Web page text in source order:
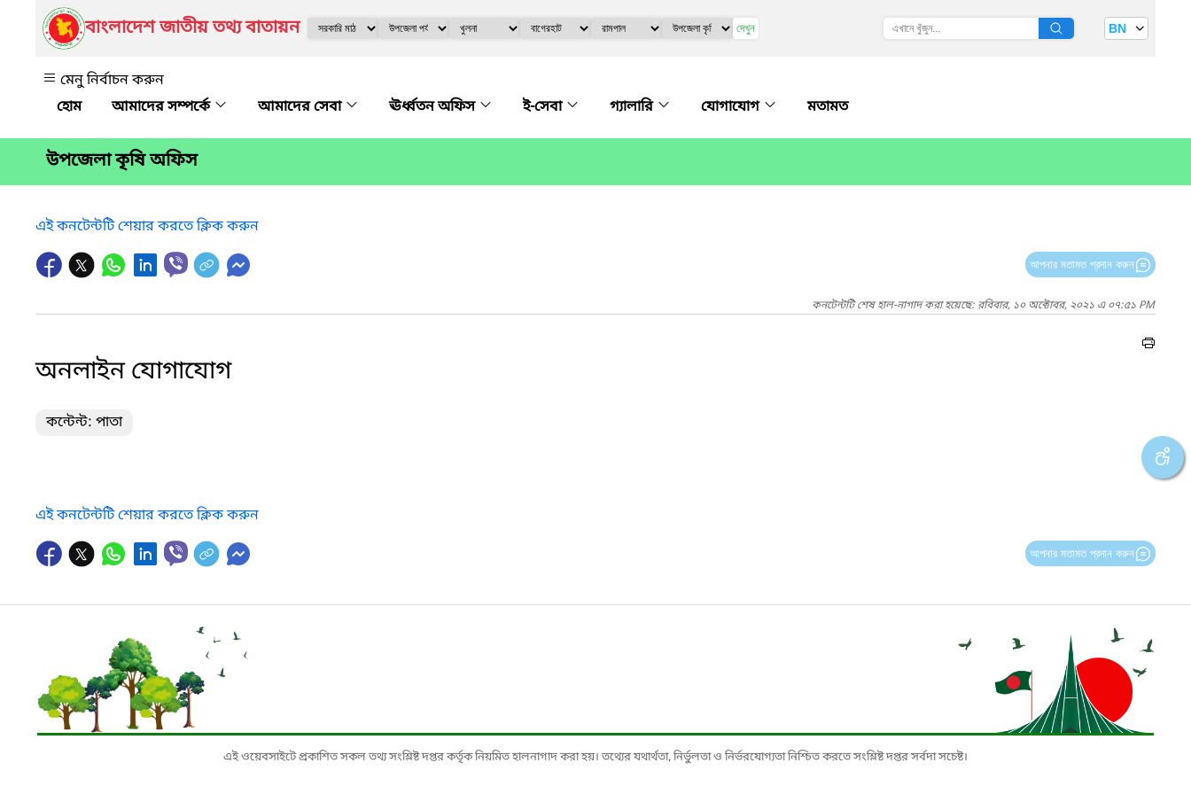
বাংলাদেশ জাতীয় তথ্য বাতায়ন দেখুন BN
মেনু নির্বাচন করুন
আমাদের সম্পর্কে
আমাদের সেবা ঊর্ধ্বতন অফিস ই-সেবা গ্যালারি যোগাযোগ মতামত
উপজেলা কৃষি অফিস
এই কনটেন্টটি শেয়ার করতে ক্লিক করুন
আপনার মতামত প্রদান করুন
কনটেন্টটি শেষ হাল-নাগাদ করা হয়েছে: রবিবার, ১০ অক্টোবর, ২০২১ এ ০৭:৫১ PM
অনলাইন যোগাযোগ
কন্টেন্ট: পাতা
এই কনটেন্টটি শেয়ার করতে ক্লিক করুন
আপনার মতামত প্রদান করুন
এই ওয়েবসাইটে প্রকাশিত সকল তথ্য সংশ্লিষ্ট দপ্তর কর্তৃক নিয়মিত হালনাগাদ করা হয়। তথ্যের যথার্থতা, নির্ভুলতা ও নির্ভরযোগ্যতা নিশ্চিত করতে সংশ্লিষ্ট দপ্তর সর্বদা সচেষ্ট।